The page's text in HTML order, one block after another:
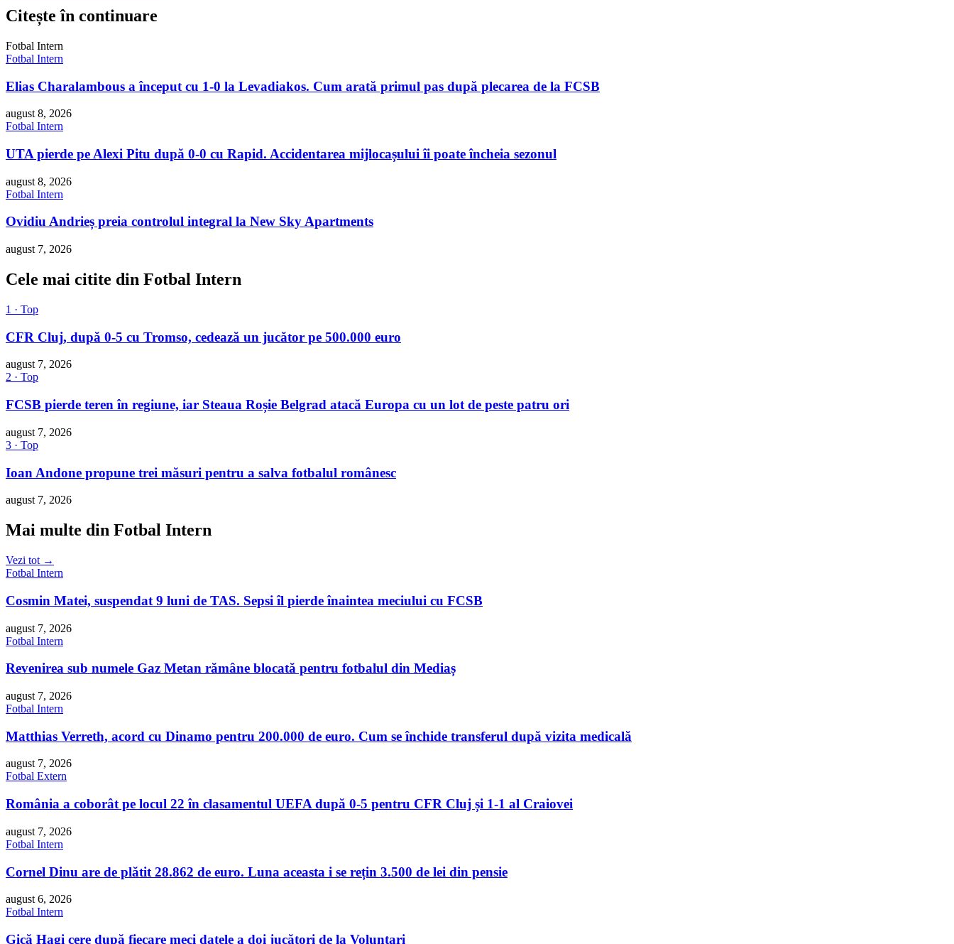
Citește în continuare
Fotbal Intern
Fotbal Intern
Elias Charalambous a început cu 1-0 la Levadiakos. Cum arată primul pas după plecarea de la FCSB
august 8, 2026
Fotbal Intern
UTA pierde pe Alexi Pitu după 0-0 cu Rapid. Accidentarea mijlocașului îi poate încheia sezonul
august 8, 2026
Fotbal Intern
Ovidiu Andrieș preia controlul integral la New Sky Apartments
august 7, 2026
Cele mai citite din Fotbal Intern
1 · Top
CFR Cluj, după 0-5 cu Tromso, cedează un jucător pe 500.000 euro
august 7, 2026
2 · Top
FCSB pierde teren în regiune, iar Steaua Roșie Belgrad atacă Europa cu un lot de peste patru ori
august 7, 2026
3 · Top
Ioan Andone propune trei măsuri pentru a salva fotbalul românesc
august 7, 2026
Mai multe din Fotbal Intern
Vezi tot →
Fotbal Intern
Cosmin Matei, suspendat 9 luni de TAS. Sepsi îl pierde înaintea meciului cu FCSB
august 7, 2026
Fotbal Intern
Revenirea sub numele Gaz Metan rămâne blocată pentru fotbalul din Mediaș
august 7, 2026
Fotbal Intern
Matthias Verreth, acord cu Dinamo pentru 200.000 de euro. Cum se închide transferul după vizita medicală
august 7, 2026
Fotbal Extern
România a coborât pe locul 22 în clasamentul UEFA după 0-5 pentru CFR Cluj și 1-1 al Craiovei
august 7, 2026
Fotbal Intern
Cornel Dinu are de plătit 28.862 de euro. Luna aceasta i se rețin 3.500 de lei din pensie
august 6, 2026
Fotbal Intern
Gică Hagi cere după fiecare meci datele a doi jucători de la Voluntari